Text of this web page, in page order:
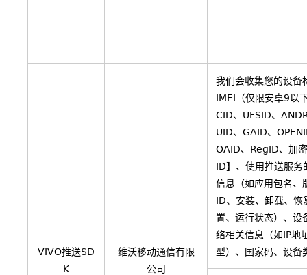
VIVO推送SD
K
维沃移动通信有限
公司
我们会收集您的设备
IMEI（仅限安卓9以
CID、UFSID、
UID、GAID、
OAID、RegID、加
ID】、使用推送服务
信息（如应用包名、
ID、安装、卸载、恢
置、运行状态）、设
络相关信息（如IP地
型）、国家码、设备